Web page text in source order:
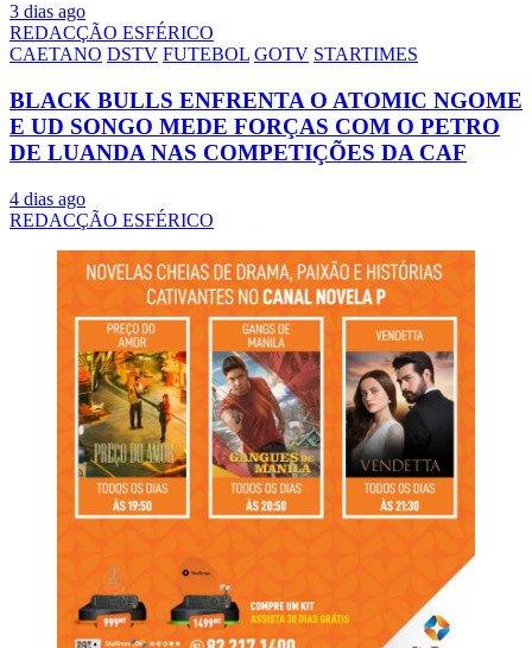
3 dias ago
REDACÇÃO ESFÉRICO
CAETANO DSTV FUTEBOL GOTV STARTIMES
BLACK BULLS ENFRENTA O ATOMIC NGOME
E UD SONGO MEDE FORÇAS COM O PETRO
DE LUANDA NAS COMPETIÇÕES DA CAF
4 dias ago
REDACÇÃO ESFÉRICO